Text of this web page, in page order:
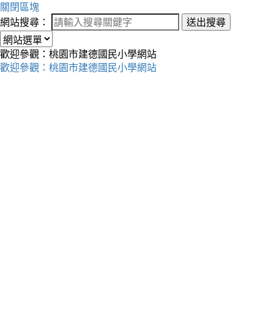
關閉區塊
網站搜尋：
送出搜尋
歡迎參觀：桃園市建德國民小學網站
歡迎參觀：桃園市建德國民小學網站